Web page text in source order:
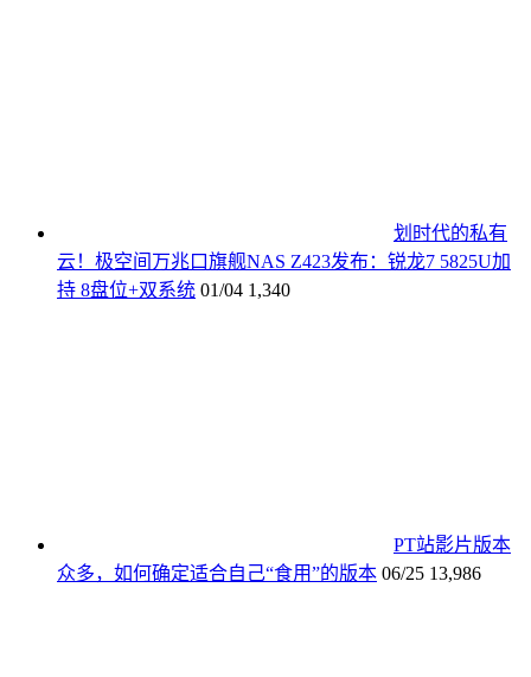
划时代的私有
云！极空间万兆口旗舰NAS Z423发布：锐龙7 5825U加
持 8盘位+双系统 01/04 1,340
PT站影片版本
众多，如何确定适合自己“食用”的版本 06/25 13,986